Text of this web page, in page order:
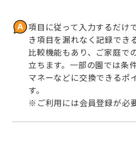
項目に従って入力するだけ
き項目を漏れなく記録でき
比較機能もあり、ご家庭で
立ちます。一部の園では条
マネーなどに交換できるポ
す。
※ご利用には会員登録が必